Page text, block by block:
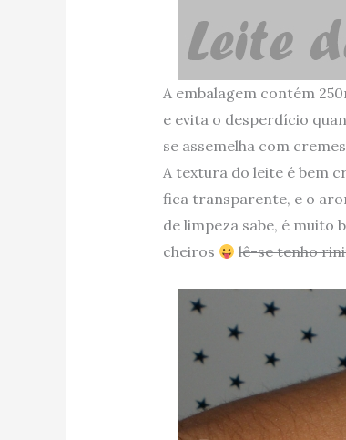
A embalagem contém
e evita o desperdício
se assemelha com
A textura do leite é bem
fica transparente, e o
de limpeza sabe, é muito
cheiros
lê-se tenho